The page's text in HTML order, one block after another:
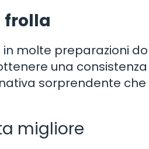
frolla
molte preparazioni
una
sorprendente
migliore